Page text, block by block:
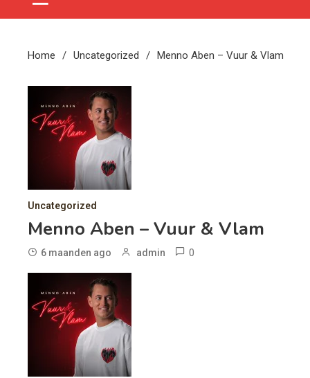
Home Uncategorized Menno Aben – Vuur & Vlam
Uncategorized
Menno Aben – Vuur & Vlam
6 maanden ago admin 0